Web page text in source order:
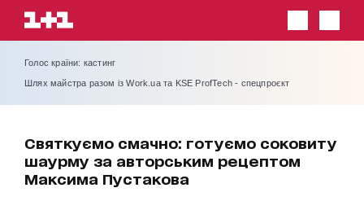
Голос країни: кастинг
Шлях майстра разом із Work.ua та KSE ProfTech - спецпроєкт
Святкуємо смачно: готуємо соковиту
шаурму за авторським рецептом
Максима Пустакова